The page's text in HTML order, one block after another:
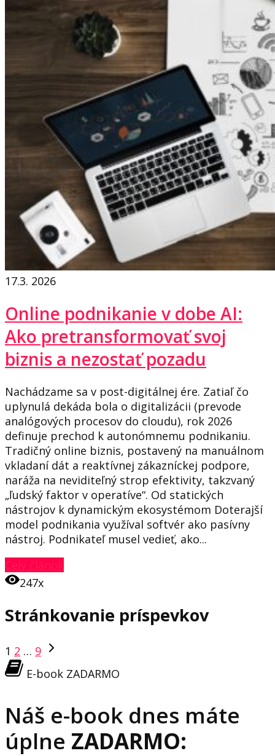
17.3. 2026
Online podnikanie v dobe AI:
Ako pretransformovať svoj
biznis a nezostať pozadu
Nachádzame sa v post-digitálnej ére. Zatiaľ čo
uplynulá dekáda bola o digitalizácii (prevode
analógových procesov do cloudu), rok 2026
definuje prechod k autonómnemu podnikaniu.
Tradičný online biznis, postavený na manuálnom
vkladaní dát a reaktívnej zákazníckej podpore,
naráža na neviditeľný strop efektivity, takzvaný
„ľudský faktor v operatíve“. Od statických
nástrojov k dynamickým ekosystémom Doterajší
model podnikania využíval softvér ako pasívny
nástroj. Podnikateľ musel vedieť, ako...
Celý článok
247x
Stránkovanie príspevkov
1 2 … 9
E-book ZADARMO
Náš e-book dnes máte
úplne ZADARMO: